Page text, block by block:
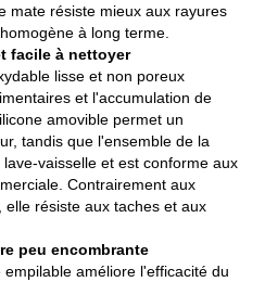
mate résiste mieux aux rayures
à long terme.
facile à nettoyer
lisse et non poreux
et l'accumulation de
amovible permet un
tandis que l'ensemble de la
vaisselle et est conforme aux
Contrairement aux
elle résiste aux taches et aux
peu encombrante
améliore l'efficacité du